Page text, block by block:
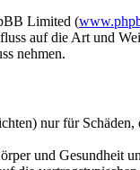
Limited (
auf die Art und
nehmen.
nur für Schäden,
und Gesundheit